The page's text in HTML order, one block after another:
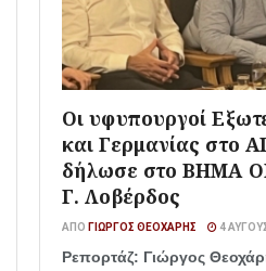
Οι υφυπουργοί
και Γερμανίας στο
δήλωσε στο ΒΗΜΑ
Γ. Λοβέρδος
ΑΠΌ ΓΙΏΡΓΟΣ ΘΕΟΧΆΡΗΣ 4
Ρεπορτάζ: Γιώργος